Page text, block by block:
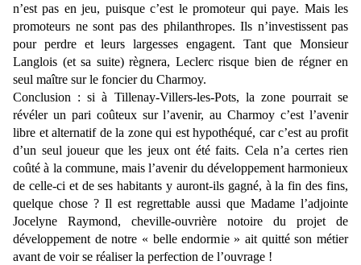
n’est pas en jeu, puisque c’est le promoteur qui paye. Mais les
promoteurs ne sont pas des philanthropes. Ils n’investissent pas
pour perdre et leurs largesses engagent. Tant que Monsieur
Langlois (et sa suite) règnera, Leclerc risque bien de régner en
seul maître sur le foncier du Charmoy.
Conclusion : si à Tillenay-Villers-les-Pots, la zone pourrait se
révéler un pari coûteux sur l’avenir, au Charmoy c’est l’avenir
libre et alternatif de la zone qui est hypothéqué, car c’est au profit
d’un seul joueur que les jeux ont été faits. Cela n’a certes rien
coûté à la commune, mais l’avenir du développement harmonieux
de celle-ci et de ses habitants y auront-ils gagné, à la fin des fins,
quelque chose ? Il est regrettable aussi que Madame l’adjointe
Jocelyne Raymond, cheville-ouvrière notoire du projet de
développement de notre « belle endormie » ait quitté son métier
avant de voir se réaliser la perfection de l’ouvrage !